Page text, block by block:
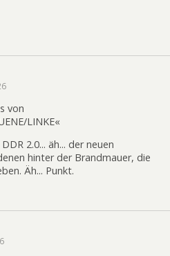
von
LINKE«
2.0... äh... der neuen
hinter der Brandmauer, die
Äh... Punkt.